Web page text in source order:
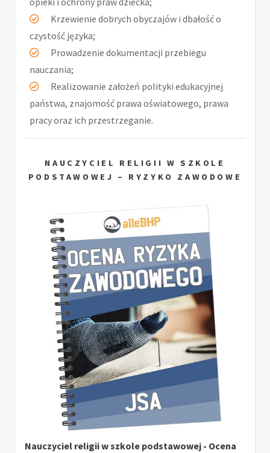
Krzewienie dobrych obyczajów i dbałość o
czystość języka;
Prowadzenie dokumentacji przebiegu
nauczania;
Realizowanie założeń polityki edukacyjnej
państwa, znajomość prawa oświatowego, prawa
pracy oraz ich przestrzeganie.
NAUCZYCIEL RELIGII W SZKOLE
PODSTAWOWEJ – RYZYKO ZAWODOWE
Nauczyciel religii w szkole podstawowej - Ocena